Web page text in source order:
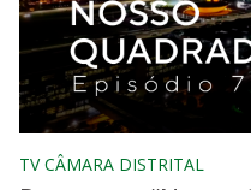
TV CÂMARA DISTRITAL